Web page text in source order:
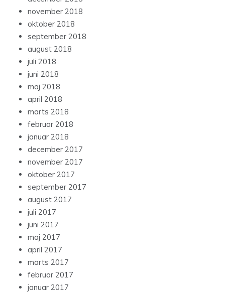
november 2018
oktober 2018
september 2018
august 2018
juli 2018
juni 2018
maj 2018
april 2018
marts 2018
februar 2018
januar 2018
december 2017
november 2017
oktober 2017
september 2017
august 2017
juli 2017
juni 2017
maj 2017
april 2017
marts 2017
februar 2017
januar 2017